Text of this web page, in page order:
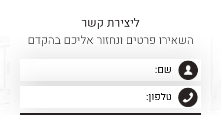
ליצירת קשר
השאירו פרטים ונחזור אליכם בהקדם